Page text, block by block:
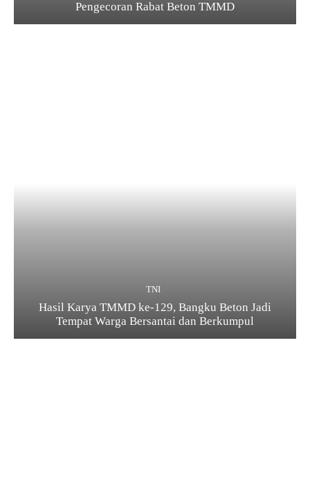
Pengecoran Rabat Beton TMMD
TNI
Hasil Karya TMMD ke-129, Bangku Beton Jadi
Tempat Warga Bersantai dan Berkumpul